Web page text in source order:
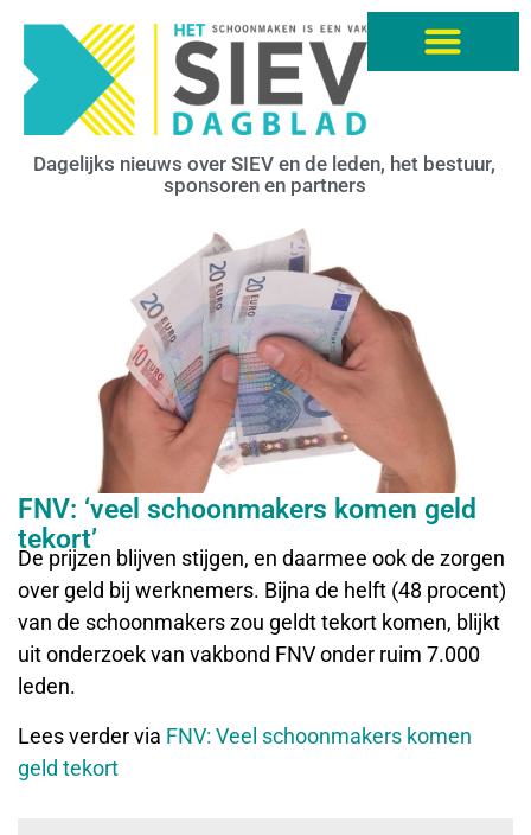
Dagelijks nieuws over SIEV en de leden, het bestuur,
sponsoren en partners
FNV: ‘veel schoonmakers komen geld
tekort’
De prijzen blijven stijgen, en daarmee ook de zorgen
over geld bij werknemers. Bijna de helft (48 procent)
van de schoonmakers zou geldt tekort komen, blijkt
uit onderzoek van vakbond FNV onder ruim 7.000
leden.
Lees verder via FNV: Veel schoonmakers komen
geld tekort